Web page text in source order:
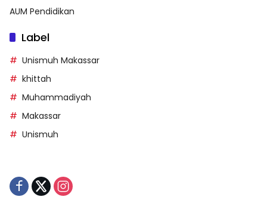
AUM Pendidikan
Label
Unismuh Makassar
khittah
Muhammadiyah
Makassar
Unismuh